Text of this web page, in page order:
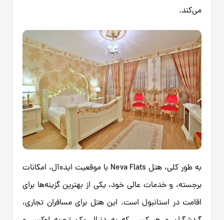
می‌کند.
به طور کلی، هتل Neva Flats با موقعیت ایده‌آل، امکانات
برجسته، و خدمات عالی خود، یکی از بهترین گزینه‌ها برای
اقامت در استانبول است. این هتل برای مسافران تجاری،